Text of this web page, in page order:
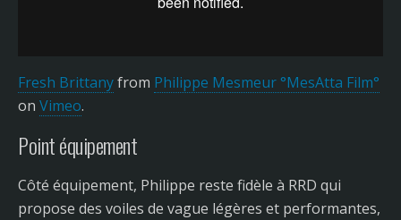
Fresh Brittanyfrom Philippe Mesmeur °MesAtta Film°
on Vimeo.
Point équipement
Côté équipement, Philippe reste fidèle à RRD qui
propose des voiles de vague légères et performantes,